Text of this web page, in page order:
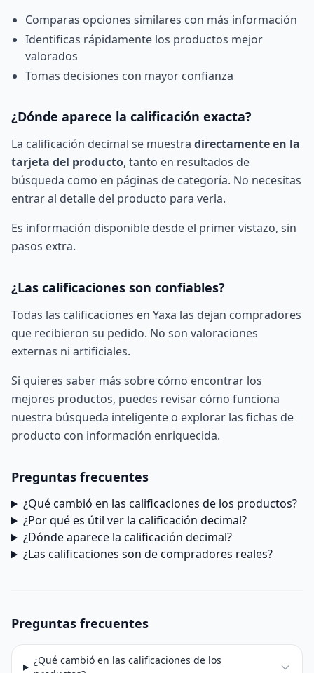
Comparas opciones similares con más información
Identificas rápidamente los productos mejor
valorados
Tomas decisiones con mayor confianza
¿Dónde aparece la calificación exacta?
La calificación decimal se muestra directamente en la
tarjeta del producto, tanto en resultados de
búsqueda como en páginas de categoría. No necesitas
entrar al detalle del producto para verla.
Es información disponible desde el primer vistazo, sin
pasos extra.
¿Las calificaciones son confiables?
Todas las calificaciones en Yaxa las dejan compradores
que recibieron su pedido. No son valoraciones
externas ni artificiales.
Si quieres saber más sobre cómo encontrar los
mejores productos, puedes revisar cómo funciona
nuestra búsqueda inteligente o explorar las fichas de
producto con información enriquecida.
Preguntas frecuentes
¿Qué cambió en las calificaciones de los productos?
¿Por qué es útil ver la calificación decimal?
¿Dónde aparece la calificación decimal?
¿Las calificaciones son de compradores reales?
Preguntas frecuentes
¿Qué cambió en las calificaciones de los